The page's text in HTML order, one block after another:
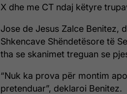
X dhe me CT ndaj këtyre
Jose de Jesus Zalce Benitez,
Shkencave Shëndetësore të
tha se skanimet treguan se
“Nuk ka prova për montim
pretenduar”, deklaroi Benitez.